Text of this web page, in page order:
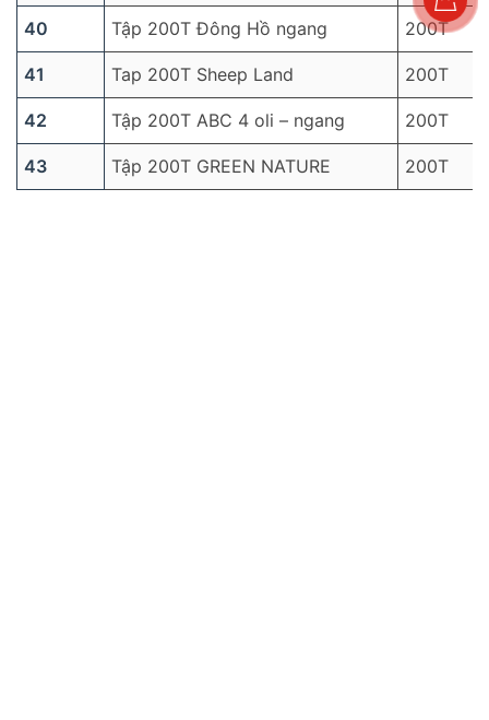
40 Tập 200T Đông Hồ ngang 200T
41 Tap 200T Sheep Land 200T
42 Tập 200T ABC 4 oli – ngang 200T
43 Tập 200T GREEN NATURE 200T